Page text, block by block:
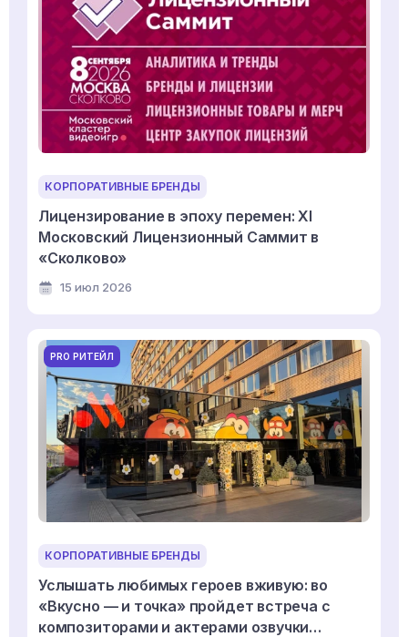
КОРПОРАТИВНЫЕ БРЕНДЫ
Лицензирование в эпоху перемен: XI
Московский Лицензионный Саммит в
«Сколково»
15 июл 2026
PRO РИТЕЙЛ
КОРПОРАТИВНЫЕ БРЕНДЫ
Услышать любимых героев вживую: во
«Вкусно — и точка» пройдет встреча с
композиторами и актерами озвучки